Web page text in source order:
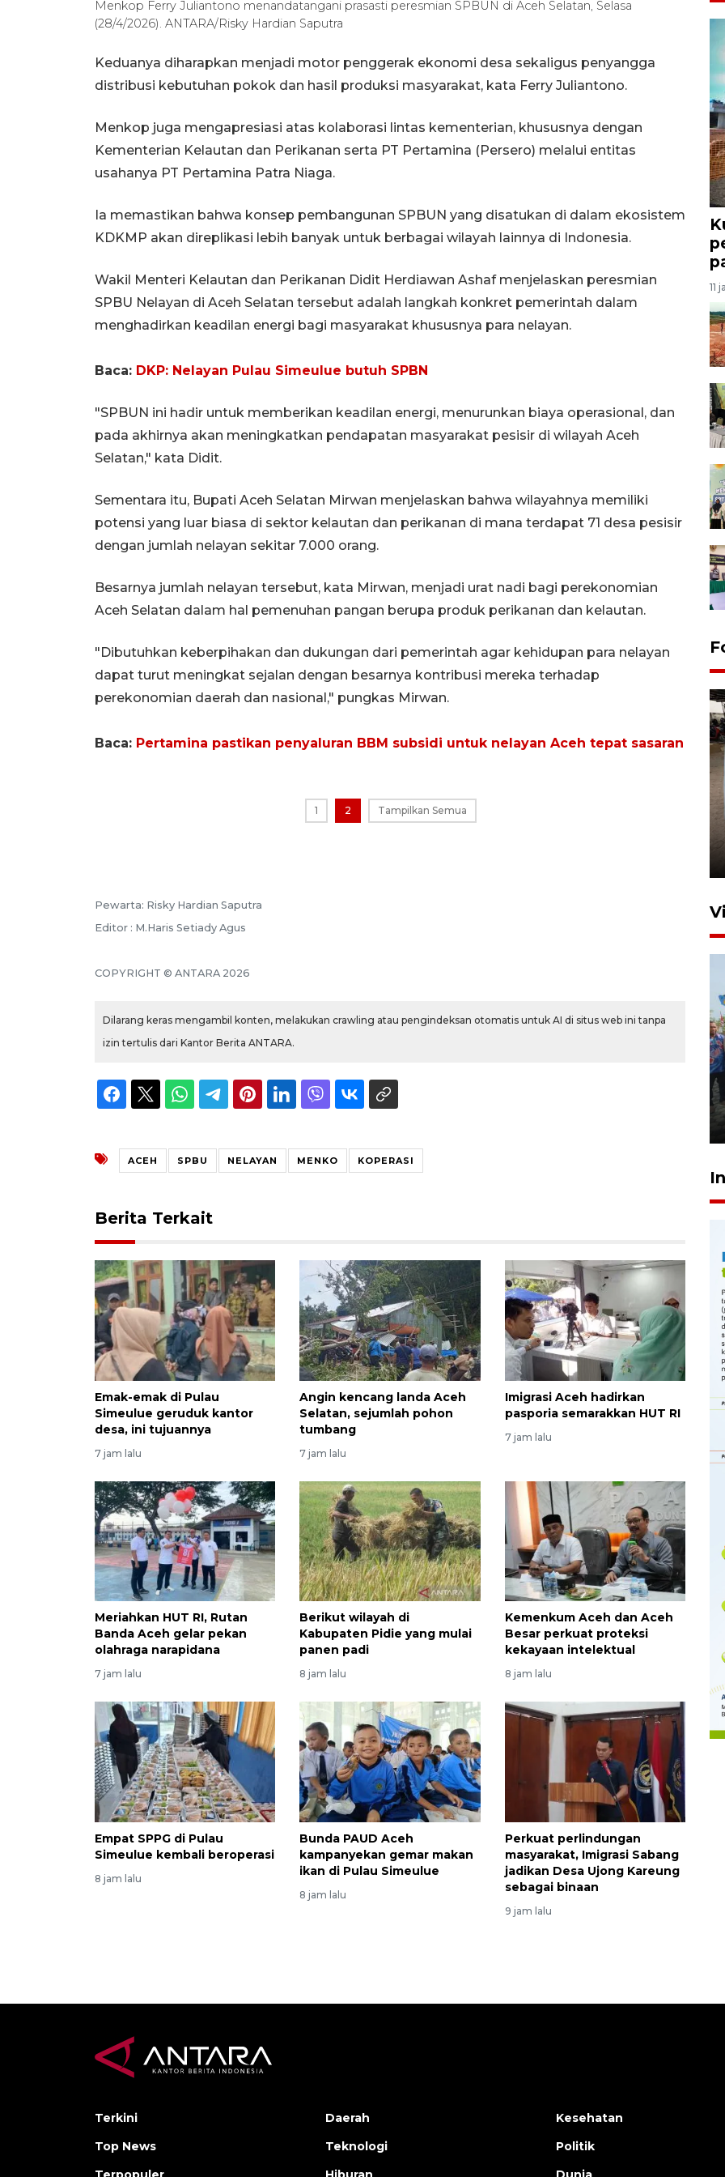
Menkop Ferry Juliantono menandatangani prasasti peresmian SPBUN di Aceh Selatan, Selasa
(28/4/2026). ANTARA/Risky Hardian Saputra
Keduanya diharapkan menjadi motor penggerak ekonomi desa sekaligus penyangga
distribusi kebutuhan pokok dan hasil produksi masyarakat, kata Ferry Juliantono.
Menkop juga mengapresiasi atas kolaborasi lintas kementerian, khususnya dengan
Kementerian Kelautan dan Perikanan serta PT Pertamina (Persero) melalui entitas
usahanya PT Pertamina Patra Niaga.
Ia memastikan bahwa konsep pembangunan SPBUN yang disatukan di dalam ekosistem
KDKMP akan direplikasi lebih banyak untuk berbagai wilayah lainnya di Indonesia.
Wakil Menteri Kelautan dan Perikanan Didit Herdiawan Ashaf menjelaskan peresmian
SPBU Nelayan di Aceh Selatan tersebut adalah langkah konkret pemerintah dalam
menghadirkan keadilan energi bagi masyarakat khususnya para nelayan.
Baca: DKP: Nelayan Pulau Simeulue butuh SPBN
"SPBUN ini hadir untuk memberikan keadilan energi, menurunkan biaya operasional, dan
pada akhirnya akan meningkatkan pendapatan masyarakat pesisir di wilayah Aceh
Selatan," kata Didit.
Sementara itu, Bupati Aceh Selatan Mirwan menjelaskan bahwa wilayahnya memiliki
potensi yang luar biasa di sektor kelautan dan perikanan di mana terdapat 71 desa pesisir
dengan jumlah nelayan sekitar 7.000 orang.
Besarnya jumlah nelayan tersebut, kata Mirwan, menjadi urat nadi bagi perekonomian
Aceh Selatan dalam hal pemenuhan pangan berupa produk perikanan dan kelautan.
"Dibutuhkan keberpihakan dan dukungan dari pemerintah agar kehidupan para nelayan
dapat turut meningkat sejalan dengan besarnya kontribusi mereka terhadap
perekonomian daerah dan nasional," pungkas Mirwan.
Baca: Pertamina pastikan penyaluran BBM subsidi untuk nelayan Aceh tepat sasaran
1 2 Tampilkan Semua
Pewarta: Risky Hardian Saputra
Editor : M.Haris Setiady Agus
COPYRIGHT © ANTARA 2026
Dilarang keras mengambil konten, melakukan crawling atau pengindeksan otomatis untuk AI di situs web ini tanpa
izin tertulis dari Kantor Berita ANTARA.
ACEH SPBU NELAYAN MENKO KOPERASI
Berita Terkait
Emak-emak di Pulau
Simeulue geruduk kantor
desa, ini tujuannya
7 jam lalu
Angin kencang landa Aceh
Selatan, sejumlah pohon
tumbang
7 jam lalu
Imigrasi Aceh hadirkan
pasporia semarakkan HUT RI
7 jam lalu
Meriahkan HUT RI, Rutan
Banda Aceh gelar pekan
olahraga narapidana
7 jam lalu
Berikut wilayah di
Kabupaten Pidie yang mulai
panen padi
8 jam lalu
Kemenkum Aceh dan Aceh
Besar perkuat proteksi
kekayaan intelektual
8 jam lalu
Empat SPPG di Pulau
Simeulue kembali beroperasi
8 jam lalu
Bunda PAUD Aceh
kampanyekan gemar makan
ikan di Pulau Simeulue
8 jam lalu
Perkuat perlindungan
masyarakat, Imigrasi Sabang
jadikan Desa Ujong Kareung
sebagai binaan
9 jam lalu
11
FOTO - Arus libur Panjang ke
Memberantas kejahatan
jalanan Jakarta
2026-08-05 18:00:00
Terkini
Top News
Daerah
Teknologi
Kesehatan
Politik